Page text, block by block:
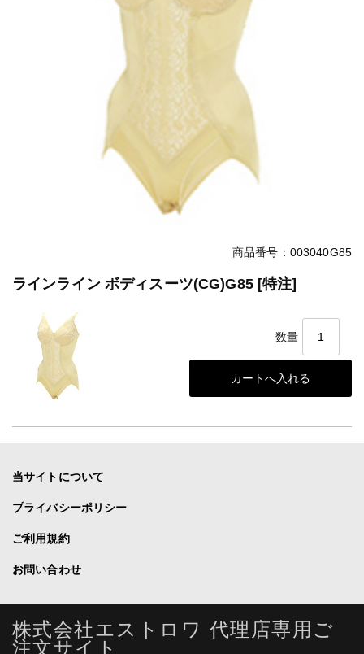
商品番号：003040G85
ラインライン ボディスーツ(CG)G85 [特注]
数量
当サイトについて
プライバシーポリシー
ご利用規約
お問い合わせ
株式会社エストロワ 代理店専用ご
注文サイト